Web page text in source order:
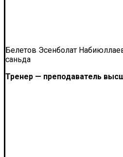
Белетов Эсенболат
саньда
Тренер — преподаватель